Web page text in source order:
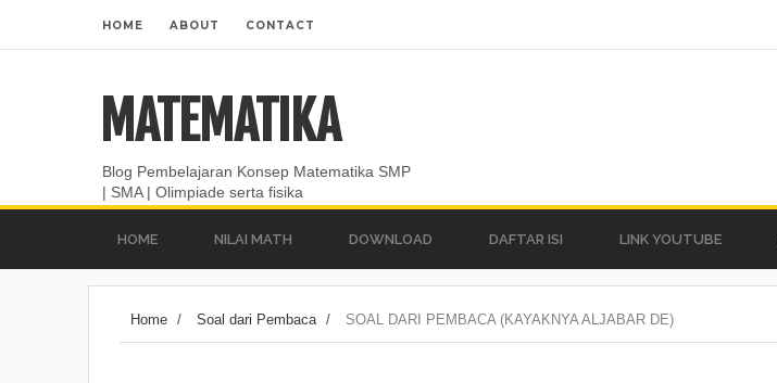
HOME ABOUT CONTACT
MATEMATIKA
Blog Pembelajaran Konsep Matematika SMP
| SMA | Olimpiade serta fisika
HOME NILAI MATH DOWNLOAD DAFTAR ISI LINK YOUTUBE
Home / Soal dari Pembaca / SOAL DARI PEMBACA (KAYAKNYA ALJABAR DE)